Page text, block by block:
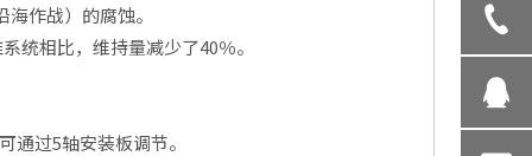
作战）的腐蚀。
统相比，维持量减少了40％。
通过5轴安装板调节。